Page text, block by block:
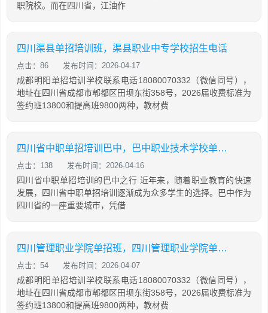
职院校。而在四川省，江油作
四川渠县单招培训班，渠县职业中专学校招生电话
点击：86 发布时间：2026-04-17
成都明阳单招培训学校联系电话18080070332（微信同号），
地址在四川省成都市郫都区田坝东街358号，2026届收费标准为
签约班13800和提高班9800两种，教材费
四川省中职单招培训巴中，巴中职业技术学校单招成绩查询
点击：138 发布时间：2026-04-16
四川省中职单招培训的巴中之行 近年来，随着职业教育的快速
发展，四川省中职单招培训逐渐成为众多学生的选择。巴中作为
四川省的一座重要城市，凭借
四川管理职业学院单招班，四川管理职业学院单招班招生简章
点击：54 发布时间：2026-04-07
成都明阳单招培训学校联系电话18080070332（微信同号），
地址在四川省成都市郫都区田坝东街358号，2026届收费标准为
签约班13800和提高班9800两种，教材费